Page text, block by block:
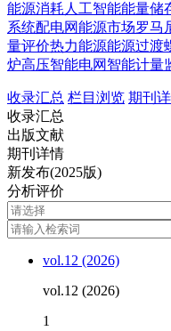
能源消耗 人工智能能量储
系统配电网能源市场罗马
量评价热力能源能源过渡
炉高压智能电网 智能计量
收录汇总 栏目浏览 期刊
收录汇总
出版文献
期刊详情
新发布(2025版)
分析评价
vol.12 (2026)
vol.12 (2026)
1